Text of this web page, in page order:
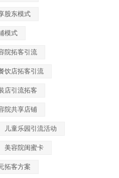
股东模式
模式
院拓客引流
饮店拓客引流
店引流拓客
院共享店铺
儿童乐园引流活动
美容院闺蜜卡
拓客方案